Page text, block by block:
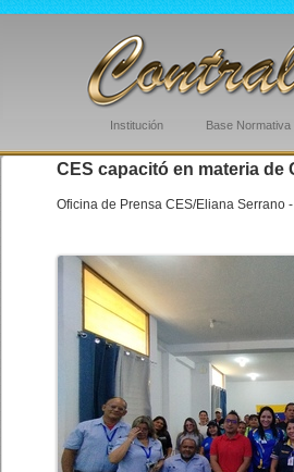
Institución Base Normativa
CES capacitó en materia
Oficina de Prensa CES/Eliana Serrano